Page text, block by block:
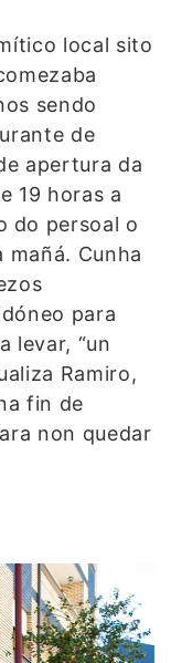
local sito
sendo
de
apertura da
19 horas a
do persoal o
Cunha
para
levar, “un
Ramiro,
fin de
non quedar